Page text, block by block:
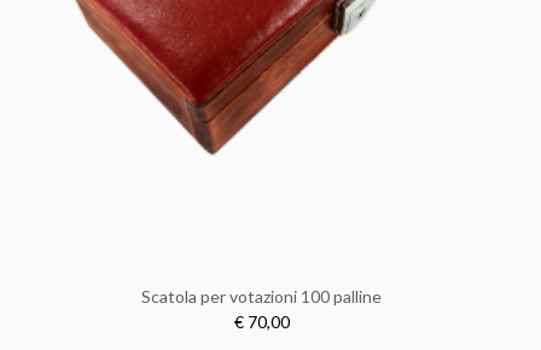
Scatola per votazioni 100 palline
€ 70,00